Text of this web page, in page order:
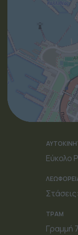
Εύκολο
ΤΡΑΜ
Γραμμή